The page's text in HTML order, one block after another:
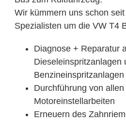
Wir kümmern uns schon
Spezialisten um die VW T4
Diagnose + Reparatur
Dieseleinspritzanlagen
Benzineinspritzanlagen
Durchführung von allen
Motoreinstellarbeiten
Erneuern des